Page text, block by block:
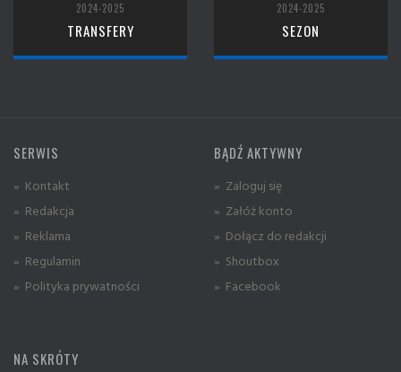
2024-2025
TRANSFERY
2024-2025
SEZON
SERWIS
» Kontakt
» Redakcja
» Reklama
» Regulamin
» Polityka prywatności
BĄDŹ AKTYWNY
» Zaloguj się
» Załóż konto
» Dołącz do redakcji
» Shoutbox
» Facebook
NA SKRÓTY